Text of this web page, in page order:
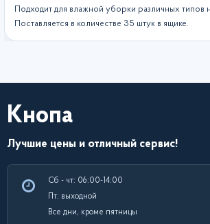
Подходит для влажной уборки различных типов
Поставляется в количестве 35 штук в ящике.
Кнопа
Лучшие цены и отличный сервис!
Сб - чт: 06:00-14:00
Пт: выходной
Все дни, кроме пятницы